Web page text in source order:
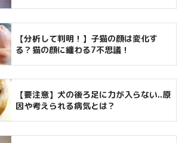
【分析して判明！】子猫の顔は変化す
る？猫の顔に纏わる7不思議！
【要注意】犬の後ろ足に力が入らない..原
因や考えられる病気とは？